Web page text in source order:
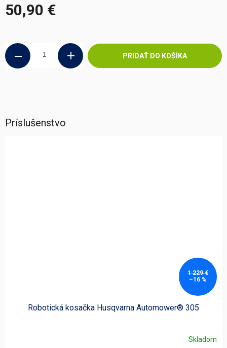
50,90 €
PRIDAŤ DO KOŠÍKA
Príslušenstvo
1 229 €
–16 %
Robotická kosačka Husqvarna Automower® 305
Skladom